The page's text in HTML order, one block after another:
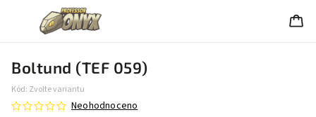
Boltund (TEF 059)
Kód: Zvolte variantu
Neohodnoceno